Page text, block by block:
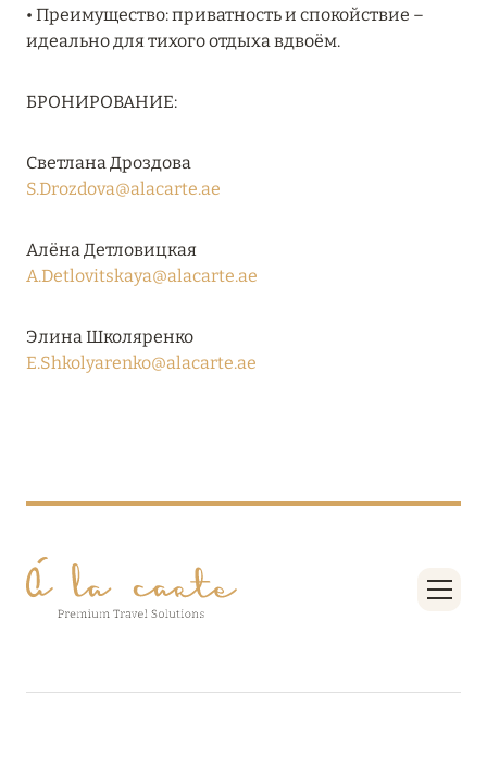
13 февраля 2025
MANDARIN ORIENTAL JUMEIRA, DUBAI:
Подробнее
11 декабря 2024
ЭКСКЛЮЗИВНО»
HÔTEL BARRIÈRE LES NEIGES
27 сентября 2024
Подробнее
• Преимущество: приватность и спокойствие –
идеально для тихого отдыха вдвоём.
БРОНИРОВАНИЕ:
Светлана Дроздова
S.Drozdova@alacarte.ae
Алёна Детловицкая
A.Detlovitskaya@alacarte.ae
Элина Школяренко
E.Shkolyarenko@alacarte.ae